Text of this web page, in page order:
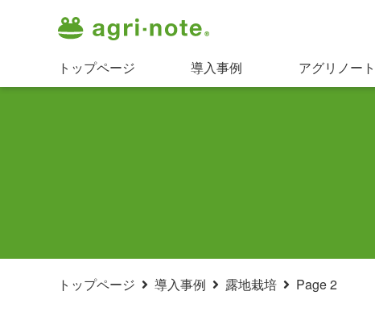
トップページ 導入事例 アグリノー
トップページ 導入事例 露地栽培 Page 2